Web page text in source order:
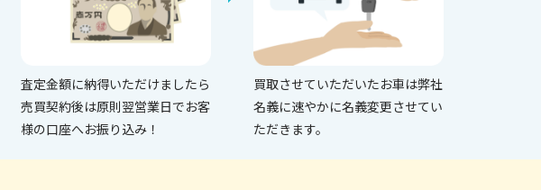
査定金額に納得いただけましたら
売買契約後は原則翌営業日でお客
様の口座へお振り込み！
買取させていただいたお車は弊社
名義に速やかに名義変更させてい
ただきます。